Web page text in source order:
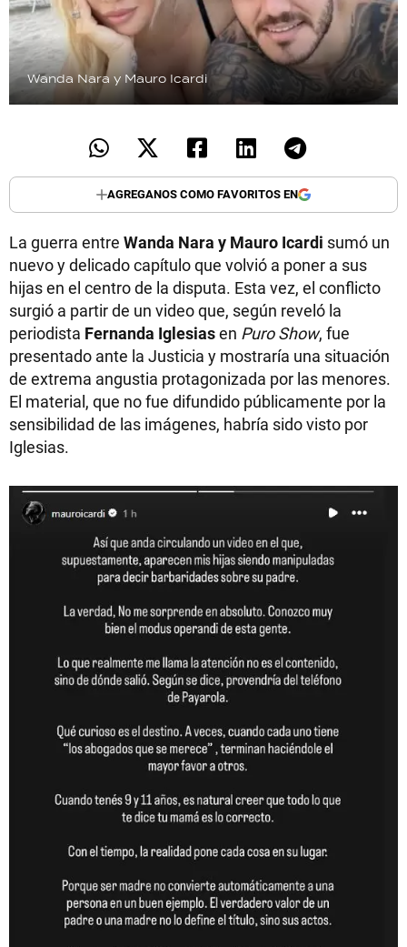
Wanda Nara y Mauro Icardi
AGREGANOS COMO FAVORITOS EN
La guerra entre Wanda Nara y Mauro Icardi sumó un
nuevo y delicado capítulo que volvió a poner a sus
hijas en el centro de la disputa. Esta vez, el conflicto
surgió a partir de un video que, según reveló la
periodista Fernanda Iglesiasen Puro Show, fue
presentado ante la Justicia y mostraría una situación
de extrema angustia protagonizada por las menores.
El material, que no fue difundido públicamente por la
sensibilidad de las imágenes, habría sido visto por
Iglesias.